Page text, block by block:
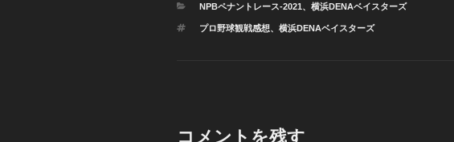
カ
ゴ
NPBペナントレース-2021 、 横浜DENAベイスターズ
タ
プロ野球観戦感想、横浜DENAベイスターズ
コメントを残す